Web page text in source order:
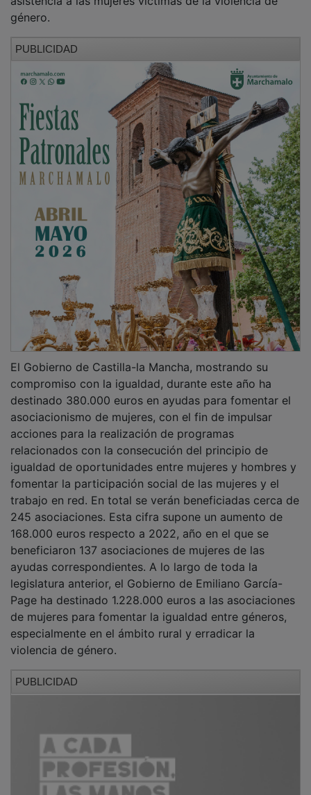
género.
compromiso con la igualdad, durante este año ha
destinado 380.000 euros en ayudas para fomentar el
asociacionismo de mujeres, con el fin de impulsar
acciones para la realización de programas
relacionados con la consecución del principio de
igualdad de oportunidades entre mujeres y hombres y
fomentar la participación social de las mujeres y el
trabajo en red. En total se verán beneficiadas cerca de
245 asociaciones. Esta cifra supone un aumento de
168.000 euros respecto a 2022, año en el que se
beneficiaron 137 asociaciones de mujeres de las
ayudas correspondientes. A lo largo de toda la
legislatura anterior, el Gobierno de Emiliano García-
Page ha destinado 1.228.000 euros a las asociaciones
de mujeres para fomentar la igualdad entre géneros,
especialmente en el ámbito rural y erradicar la
violencia de género.